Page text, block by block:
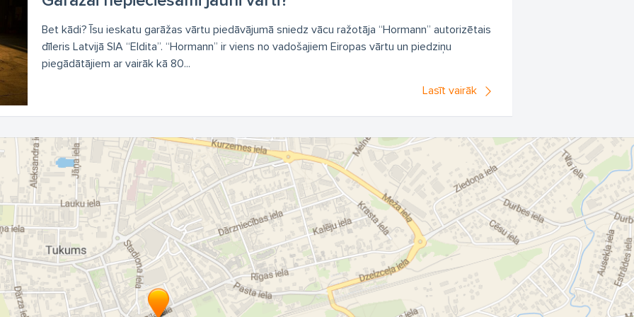
Bet kādi? Īsu ieskatu garāžas vārtu piedāvājumā sniedz vācu ražotāja “Hormann” autorizētais
dīleris Latvijā SIA “Eldita”. “Hormann” ir viens no vadošajiem Eiropas vārtu un piedziņu
piegādātājiem ar vairāk kā 80...
Lasīt vairāk